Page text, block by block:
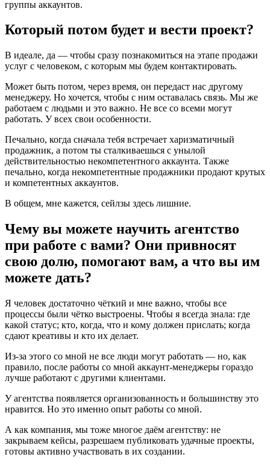
группы аккаунтов.
Который потом будет и вести проект?
В идеале, да — чтобы сразу познакомиться на этапе продажи
услуг с человеком, с которым мы будем контактировать.
Может быть потом, через время, он передаст нас другому
менеджеру. Но хочется, чтобы с ним оставалась связь. Мы же
работаем с людьми и это важно. Не все со всеми могут
работать. У всех свои особенности.
Печально, когда сначала тебя встречает харизматичный
продажник, а потом ты сталкиваешься с унылой
действительностью некомпетентного аккаунта. Также
печально, когда некомпетентные продажники продают крутых
и компетентных аккаунтов.
В общем, мне кажется, сейлзы здесь лишние.
Чему вы можете научить агентство
при работе с вами? Они привносят
свою долю, помогают вам, а что вы им
можете дать?
Я человек достаточно чёткий и мне важно, чтобы все
процессы были чётко выстроены. Чтобы я всегда знала: где
какой статус; кто, когда, что и кому должен прислать; когда
сдают креативы и кто их делает.
Из-за этого со мной не все люди могут работать — но, как
правило, после работы со мной аккаунт-менеджеры гораздо
лучше работают с другими клиентами.
У агентства появляется организованность и большинству это
нравится. Но это именно опыт работы со мной.
А как компания, мы тоже многое даём агентству: не
закрываем кейсы, разрешаем публиковать удачные проекты,
готовы активно участвовать в их создании.